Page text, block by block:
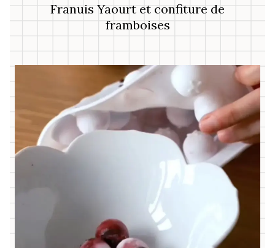
Franuis Yaourt et confiture de
framboises